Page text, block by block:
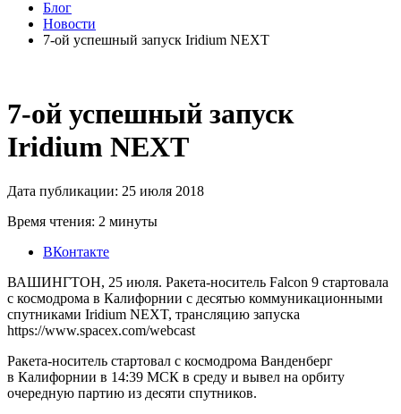
Блог
Новости
7-ой успешный запуск Iridium NEXT
7-ой успешный запуск
Iridium NEXT
Дата публикации: 25 июля 2018
Время чтения: 2 минуты
ВКонтакте
ВАШИНГТОН, 25 июля. Ракета-носитель Falcon 9 стартовала
с космодрома в Калифорнии с десятью коммуникационными
спутниками Iridium NEXT, трансляцию запуска
https://www.spacex.com/webcast
Ракета-носитель стартовал с космодрома Ванденберг
в Калифорнии в 14:39 МСК в среду и вывел на орбиту
очередную партию из десяти спутников.